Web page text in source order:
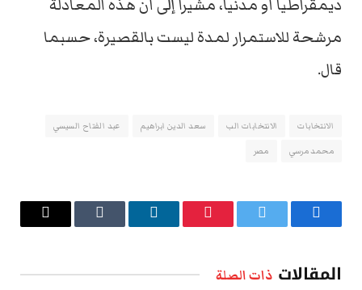
ديمقراطيا أو مدنيا، مشيرا إلى أن هذه المعادلة
مرشحة للاستمرار لمدة ليست بالقصيرة، حسبما
قال.
الانتخابات الانتخابات الب سعد الدين ابراهيم
عبد الفتاح السيسي
محمد مرسي
مصر
فيسبوك تويتر بينتيريستلينكدإن Tumblr
البريد
المقالات ذات الصلة